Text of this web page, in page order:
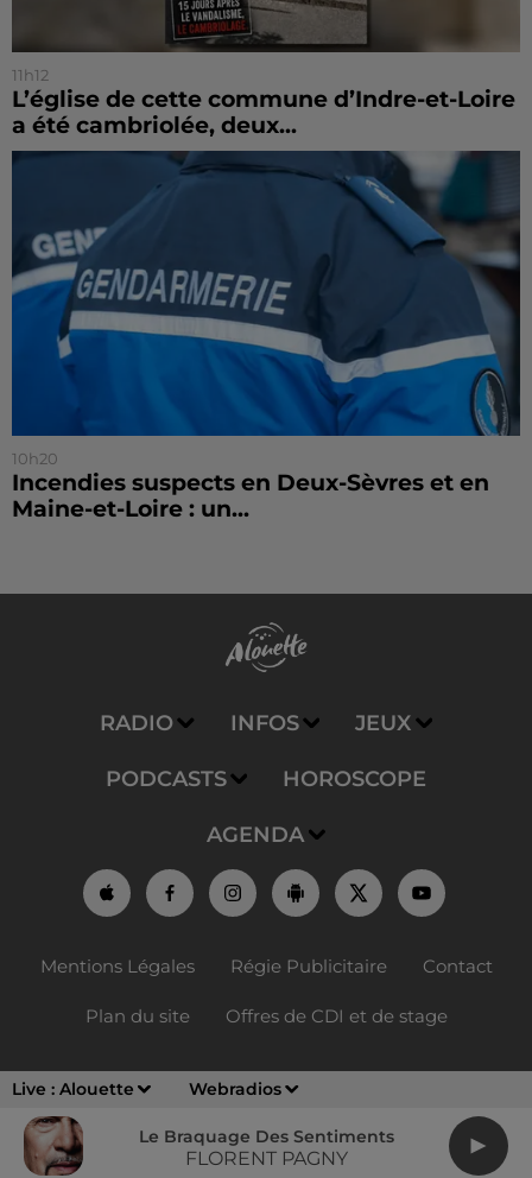
Live : Alouette Webradios
Le Braquage Des Sentiments
FLORENT PAGNY
11h12
L’église de cette commune d’Indre-et-Loire
a été cambriolée, deux...
10h20
Incendies suspects en Deux-Sèvres et en
Maine-et-Loire : un...
RADIO INFOS JEUX
PODCASTS HOROSCOPE
AGENDA
Mentions Légales Régie Publicitaire Contact
Plan du site Offres de CDI et de stage